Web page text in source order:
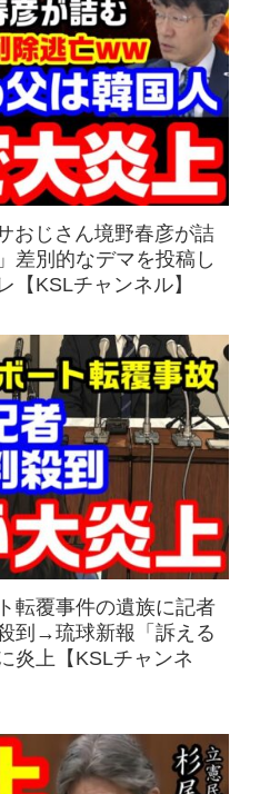
おじさん境野春彦が詰
差別的なデマを投稿し
KSLチャンネル】
転覆事件の遺族に記者
到→琉球新報「訴える
炎上【KSLチャンネ